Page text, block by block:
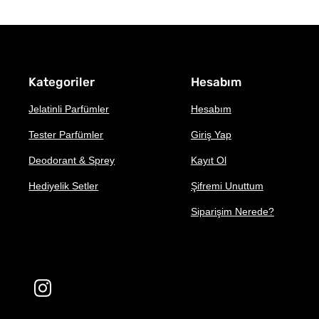
Kategoriler
Jelatinli Parfümler
Tester Parfümler
Deodorant & Sprey
Hediyelik Setler
Hesabım
Hesabım
Giriş Yap
Kayıt Ol
Şifremi Unuttum
Siparişim Nerede?